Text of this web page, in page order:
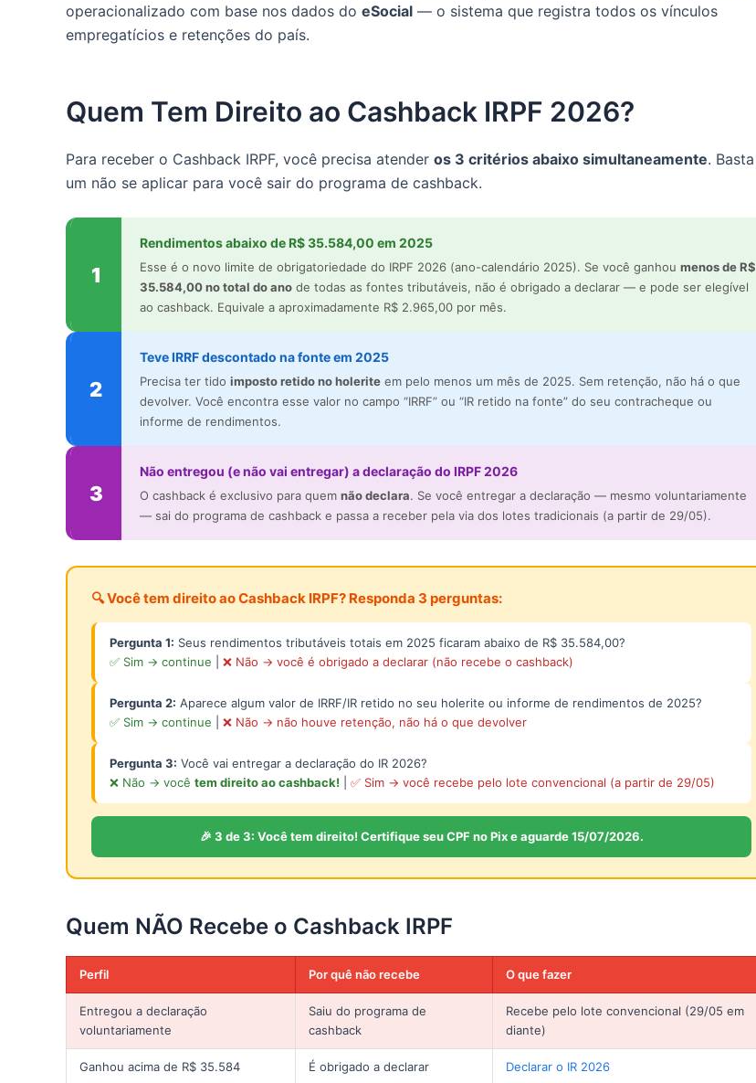
operacionalizado com base nos dados do eSocial — o sistema que registra todos os vínculos
empregatícios e retenções do país.
Quem Tem Direito ao Cashback IRPF 2026?
Para receber o Cashback IRPF, você precisa atender os 3 critérios abaixo simultaneamente. Basta
um não se aplicar para você sair do programa de cashback.
1
Rendimentos abaixo de R$ 35.584,00 em 2025
Esse é o novo limite de obrigatoriedade do IRPF 2026 (ano-calendário 2025). Se você ganhou menos de R$
35.584,00 no total do ano de todas as fontes tributáveis, não é obrigado a declarar — e pode ser elegível
ao cashback. Equivale a aproximadamente R$ 2.965,00 por mês.
2
Teve IRRF descontado na fonte em 2025
Precisa ter tido imposto retido no holerite em pelo menos um mês de 2025. Sem retenção, não há o que
devolver. Você encontra esse valor no campo “IRRF” ou “IR retido na fonte” do seu contracheque ou
informe de rendimentos.
3
Não entregou (e não vai entregar) a declaração do IRPF 2026
O cashback é exclusivo para quem não declara. Se você entregar a declaração — mesmo voluntariamente
— sai do programa de cashback e passa a receber pela via dos lotes tradicionais (a partir de 29/05).
🔍 Você tem direito ao Cashback IRPF? Responda 3 perguntas:
Pergunta 1: Seus rendimentos tributáveis totais em 2025 ficaram abaixo de R$ 35.584,00?
✅ Sim → continue
❌ Não → você é obrigado a declarar (não recebe o cashback)
Pergunta 2: Aparece algum valor de IRRF/IR retido no seu holerite ou informe de rendimentos de 2025?
✅ Sim → continue
❌ Não → não houve retenção, não há o que devolver
Pergunta 3: Você vai entregar a declaração do IR 2026?
❌ Não → você tem direito ao cashback! ✅ Sim → você recebe pelo lote convencional (a partir de 29/05)
🎉 3 de 3: Você tem direito! Certifique seu CPF no Pix e aguarde 15/07/2026.
Quem NÃO Recebe o Cashback IRPF
Perfil Por quê não recebe O que fazer
Entregou a declaração
voluntariamente
Saiu do programa de
cashback
Recebe pelo lote convencional (29/05 em
diante)
Ganhou acima de R$ 35.584 É obrigado a declarar Declarar o IR 2026